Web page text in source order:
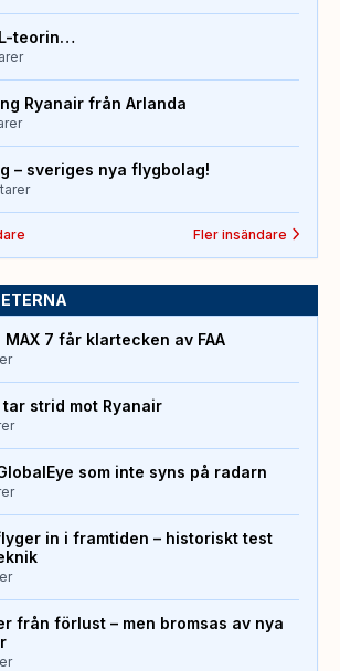
teorin…
Ryanair från Arlanda
– sveriges nya flygbolag!
Fler insändare
MAX 7 får klartecken av FAA
strid mot Ryanair
som inte syns på radarn
in i framtiden – historiskt test
från förlust – men bromsas av nya